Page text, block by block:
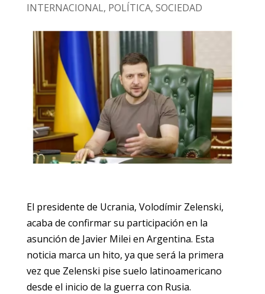
INTERNACIONAL, POLÍTICA, SOCIEDAD
El presidente de Ucrania, Volodímir Zelenski,
acaba de confirmar su participación en la
asunción de Javier Milei en Argentina. Esta
noticia marca un hito, ya que será la primera
vez que Zelenski pise suelo latinoamericano
desde el inicio de la guerra con Rusia.